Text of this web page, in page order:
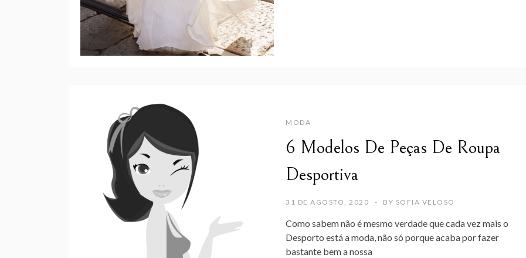
MODA
6 Modelos De Peças De Roupa
Desportiva
31 DE AGOSTO, 2020 BY SOFIA VELOSO
Como sabem não é mesmo verdade que cada vez mais o
Desporto está a moda, não só porque acaba por fazer
bastante bem a nossa